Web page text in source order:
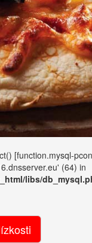
[function.mysql-
(64) in
libs/